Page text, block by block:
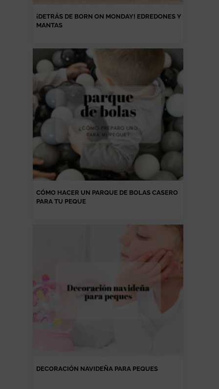
¡DETRÁS DE BORN ON MONDAY! EDREDONES Y
MANTAS
CÓMO HACER UN PARQUE DE BOLAS CASERO
PARA TU PEQUE
DECORACIÓN NAVIDEÑA PARA PEQUES